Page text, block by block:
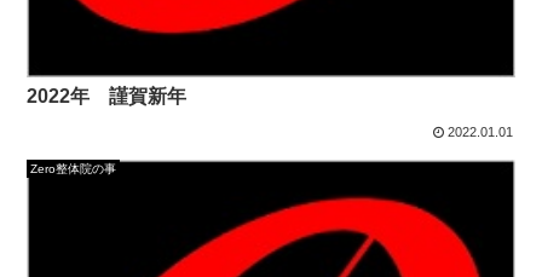
2022年 謹賀新年
2022.01.01
Zero整体院の事